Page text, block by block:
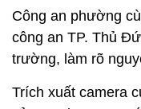
Công an phường
công an TP. Thủ
trường, làm rõ
Trích xuất camera